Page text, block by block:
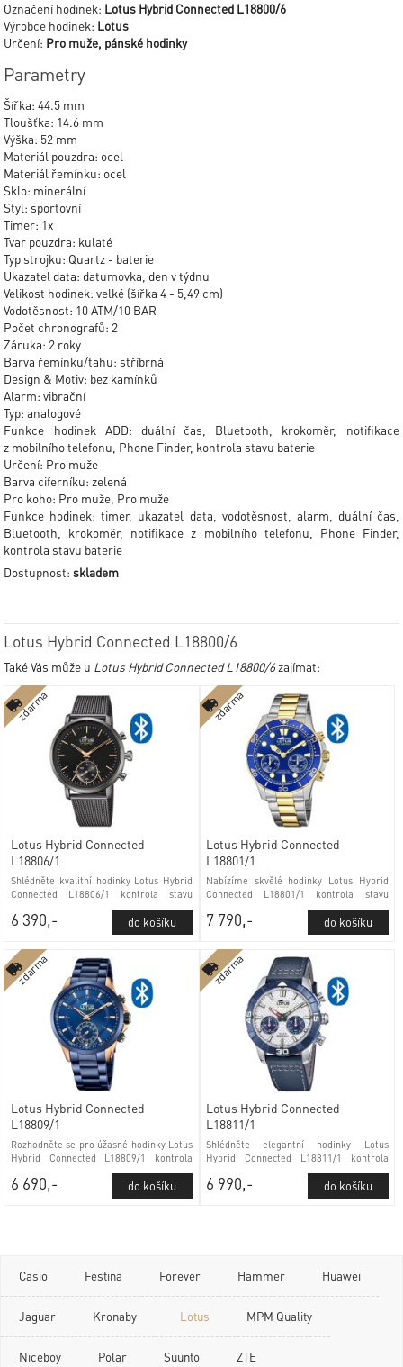
Označení hodinek: Lotus Hybrid Connected L18800/6
Výrobce hodinek: Lotus
Určení: Pro muže, pánské hodinky
Parametry
Šířka: 44.5 mm
Tloušťka: 14.6 mm
Výška: 52 mm
Materiál pouzdra: ocel
Materiál řemínku: ocel
Sklo: minerální
Styl: sportovní
Timer: 1x
Tvar pouzdra: kulaté
Typ strojku: Quartz - baterie
Ukazatel data: datumovka, den v týdnu
Velikost hodinek: velké (šířka 4 - 5,49 cm)
Vodotěsnost: 10 ATM/10 BAR
Počet chronografů: 2
Záruka: 2 roky
Barva řemínku/tahu: stříbrná
Design & Motiv: bez kamínků
Alarm: vibrační
Typ: analogové
Funkce hodinek ADD: duální čas, Bluetooth, krokoměr, notifikace
z mobilního telefonu, Phone Finder, kontrola stavu baterie
Určení: Pro muže
Barva ciferníku: zelená
Pro koho: Pro muže, Pro muže
Funkce hodinek: timer, ukazatel data, vodotěsnost, alarm, duální čas,
Bluetooth, krokoměr, notifikace z mobilního telefonu, Phone Finder,
kontrola stavu baterie
Dostupnost:skladem
Lotus Hybrid Connected L18800/6
Také Vás může u Lotus Hybrid Connected L18800/6zajímat:
Lotus Hybrid Connected
L18806/1
Shlédněte kvalitní hodinky Lotus Hybrid
Connected L18806/1 kontrola stavu
baterie a minerálním sklem
zdarma
6 390,-
Lotus Hybrid Connected
L18801/1
Nabízíme skvělé hodinky Lotus Hybrid
Connected L18801/1 kontrola stavu
baterie a minerálním sklem
zdarma
7 790,-
Lotus Hybrid Connected
L18809/1
Rozhodněte se pro úžasné hodinky Lotus
Hybrid Connected L18809/1 kontrola
stavu baterie a minerálním sklem
zdarma
6 690,-
Lotus Hybrid Connected
L18811/1
Shlédněte elegantní hodinky Lotus
Hybrid Connected L18811/1 kontrola
stavu baterie a minerálním sklem
zdarma
6 990,-
Casio Festina Forever Hammer Huawei
Jaguar Kronaby Lotus MPM Quality
Niceboy Polar Suunto ZTE